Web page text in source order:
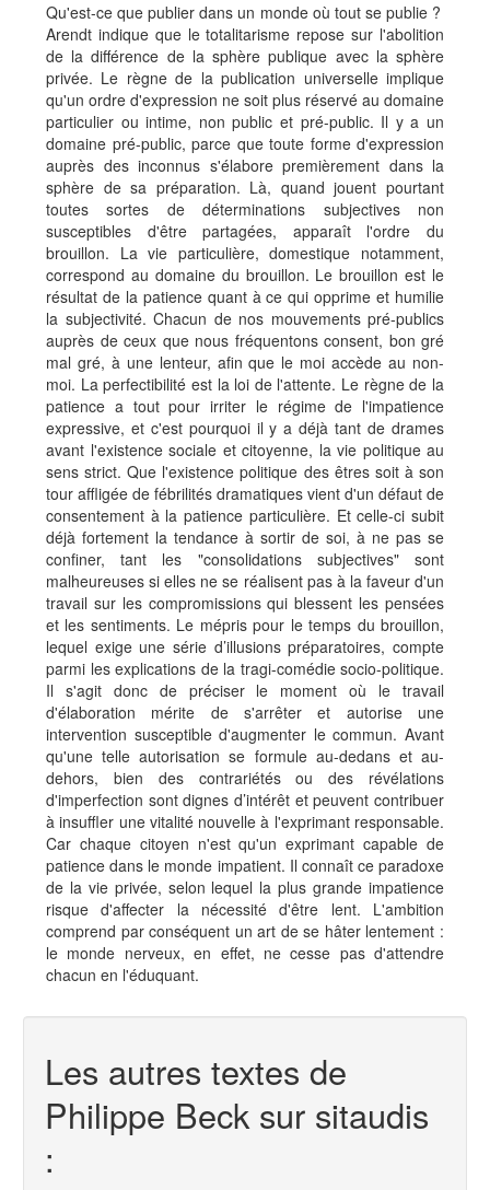
Qu'est-ce que publier dans un monde où tout se publie ?
Arendt indique que le totalitarisme repose sur l'abolition
de la différence de la sphère publique avec la sphère
privée. Le règne de la publication universelle implique
qu'un ordre d'expression ne soit plus réservé au domaine
particulier ou intime, non public et pré-public. Il y a un
domaine pré-public, parce que toute forme d'expression
auprès des inconnus s'élabore premièrement dans la
sphère de sa préparation. Là, quand jouent pourtant
toutes sortes de déterminations subjectives non
susceptibles d'être partagées, apparaît l'ordre du
brouillon. La vie particulière, domestique notamment,
correspond au domaine du brouillon. Le brouillon est le
résultat de la patience quant à ce qui opprime et humilie
la subjectivité. Chacun de nos mouvements pré-publics
auprès de ceux que nous fréquentons consent, bon gré
mal gré, à une lenteur, afin que le moi accède au non-
moi. La perfectibilité est la loi de l'attente. Le règne de la
patience a tout pour irriter le régime de l'impatience
expressive, et c'est pourquoi il y a déjà tant de drames
avant l'existence sociale et citoyenne, la vie politique au
sens strict. Que l'existence politique des êtres soit à son
tour affligée de fébrilités dramatiques vient d'un défaut de
consentement à la patience particulière. Et celle-ci subit
déjà fortement la tendance à sortir de soi, à ne pas se
confiner, tant les "consolidations subjectives" sont
malheureuses si elles ne se réalisent pas à la faveur d'un
travail sur les compromissions qui blessent les pensées
et les sentiments. Le mépris pour le temps du brouillon,
lequel exige une série d’illusions préparatoires, compte
parmi les explications de la tragi-comédie socio-politique.
Il s'agit donc de préciser le moment où le travail
d'élaboration mérite de s'arrêter et autorise une
intervention susceptible d'augmenter le commun. Avant
qu'une telle autorisation se formule au-dedans et au-
dehors, bien des contrariétés ou des révélations
d'imperfection sont dignes d’intérêt et peuvent contribuer
à insuffler une vitalité nouvelle à l'exprimant responsable.
Car chaque citoyen n'est qu'un exprimant capable de
patience dans le monde impatient. Il connaît ce paradoxe
de la vie privée, selon lequel la plus grande impatience
risque d'affecter la nécessité d'être lent. L'ambition
comprend par conséquent un art de se hâter lentement :
le monde nerveux, en effet, ne cesse pas d'attendre
chacun en l'éduquant.
Les autres textes de
Philippe Beck sur sitaudis
: